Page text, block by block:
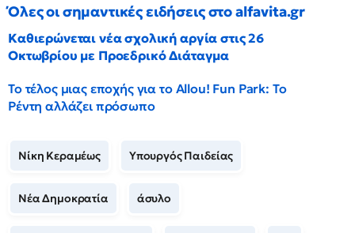
Όλες οι σημαντικές ειδήσεις στο alfavita.gr
Καθιερώνεται νέα σχολική αργία στις 26
Οκτωβρίου με Προεδρικό Διάταγμα
Το τέλος μιας εποχής για το Allou! Fun Park: Το
Ρέντη αλλάζει πρόσωπο
Νίκη Κεραμέως Υπουργός Παιδείας
Νέα Δημοκρατία άσυλο